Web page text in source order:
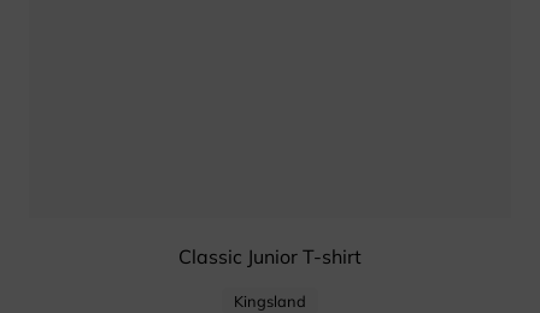
Classic Junior T-shirt
Kingsland